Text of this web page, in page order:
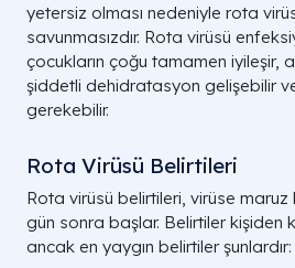
yetersiz olması nedeniyle rota
savunmasızdır. Rota virüsü
çocukların çoğu tamamen iyileşir,
şiddetli dehidratasyon gelişebilir
gerekebilir.
Rota Virüsü Belirtileri
Rota virüsü belirtileri, virüse maruz
gün sonra başlar. Belirtiler kişiden
ancak en yaygın belirtiler şunlardır: